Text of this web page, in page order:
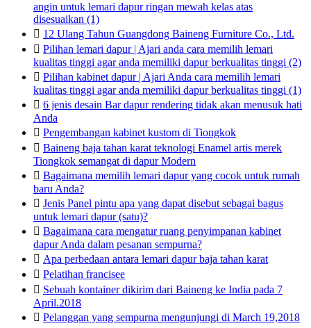
angin untuk lemari dapur ringan mewah kelas atas
disesuaikan (1)
 12 Ulang Tahun Guangdong Baineng Furniture Co., Ltd.
 Pilihan lemari dapur | Ajari anda cara memilih lemari
kualitas tinggi agar anda memiliki dapur berkualitas tinggi (2)
 Pilihan kabinet dapur | Ajari Anda cara memilih lemari
kualitas tinggi agar anda memiliki dapur berkualitas tinggi (1)
 6 jenis desain Bar dapur rendering tidak akan menusuk hati
Anda
 Pengembangan kabinet kustom di Tiongkok
 Baineng baja tahan karat teknologi Enamel artis merek
Tiongkok semangat di dapur Modern
 Bagaimana memilih lemari dapur yang cocok untuk rumah
baru Anda?
 Jenis Panel pintu apa yang dapat disebut sebagai bagus
untuk lemari dapur (satu)?
 Bagaimana cara mengatur ruang penyimpanan kabinet
dapur Anda dalam pesanan sempurna?
 Apa perbedaan antara lemari dapur baja tahan karat
 Pelatihan francisee
 Sebuah kontainer dikirim dari Baineng ke India pada 7
April.2018
 Pelanggan yang sempurna mengunjungi di March 19,2018